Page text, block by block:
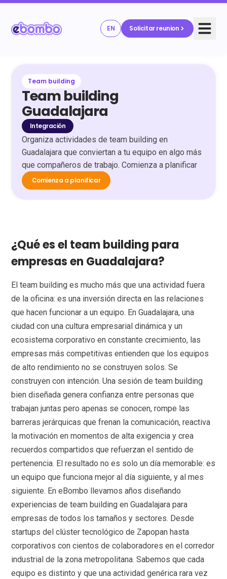
EN Solicitar reunion
Team building
Team building
Guadalajara
Integración
Organiza actividades de team building en
Guadalajara que conviertan a tu equipo en algo más
que compañeros de trabajo. Comienza a planificar
Comienza a planificar
¿Qué es el team building para
empresas en Guadalajara?
El team building es mucho más que una actividad fuera
de la oficina: es una inversión directa en las relaciones
que hacen funcionar a un equipo. En Guadalajara, una
ciudad con una cultura empresarial dinámica y un
ecosistema corporativo en constante crecimiento, las
empresas más competitivas entienden que los equipos
de alto rendimiento no se construyen solos. Se
construyen con intención. Una sesión de team building
bien diseñada genera confianza entre personas que
trabajan juntas pero apenas se conocen, rompe las
barreras jerárquicas que frenan la comunicación, reactiva
la motivación en momentos de alta exigencia y crea
recuerdos compartidos que refuerzan el sentido de
pertenencia. El resultado no es solo un día memorable: es
un equipo que funciona mejor al día siguiente, y al mes
siguiente. En eBombo llevamos años diseñando
experiencias de team building en Guadalajara para
empresas de todos los tamaños y sectores. Desde
startups del clúster tecnológico de Zapopan hasta
corporativos con cientos de colaboradores en el corredor
industrial de la zona metropolitana. Sabemos que cada
equipo es distinto y que una actividad genérica rara vez